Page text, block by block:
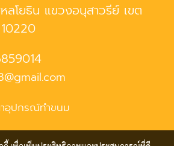
โยธิน แขวงอนุสาวรีย์ เขต
าอุปกรณ์ทำขนม